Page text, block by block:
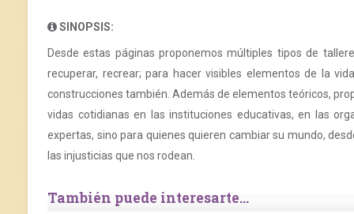
SINOPSIS:
Desde estas páginas proponemos múltiples tipos de
recuperar, recrear; para hacer visibles elementos de la
construcciones también. Además de elementos teóricos,
vidas cotidianas en las instituciones educativas, en las
expertas, sino para quienes quieren cambiar su mundo,
las injusticias que nos rodean.
También puede interesarte...